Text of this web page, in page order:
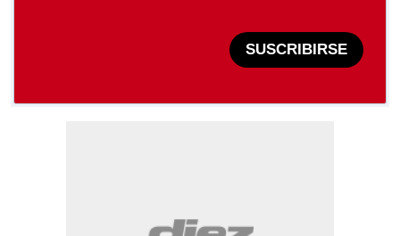
SUSCRIBIRSE